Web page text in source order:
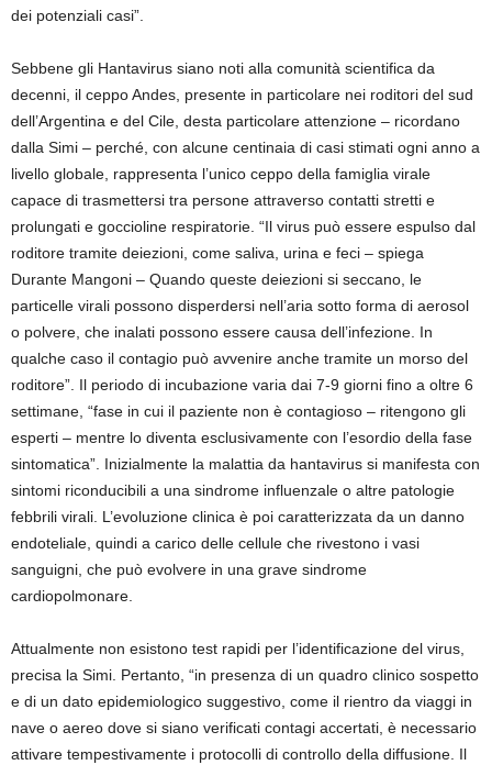
dei potenziali casi”.
Sebbene gli Hantavirus siano noti alla comunità scientifica da
decenni, il ceppo Andes, presente in particolare nei roditori del sud
dell’Argentina e del Cile, desta particolare attenzione – ricordano
dalla Simi – perché, con alcune centinaia di casi stimati ogni anno a
livello globale, rappresenta l’unico ceppo della famiglia virale
capace di trasmettersi tra persone attraverso contatti stretti e
prolungati e goccioline respiratorie. “Il virus può essere espulso dal
roditore tramite deiezioni, come saliva, urina e feci – spiega
Durante Mangoni – Quando queste deiezioni si seccano, le
particelle virali possono disperdersi nell’aria sotto forma di aerosol
o polvere, che inalati possono essere causa dell’infezione. In
qualche caso il contagio può avvenire anche tramite un morso del
roditore”. Il periodo di incubazione varia dai 7-9 giorni fino a oltre 6
settimane, “fase in cui il paziente non è contagioso – ritengono gli
esperti – mentre lo diventa esclusivamente con l’esordio della fase
sintomatica”. Inizialmente la malattia da hantavirus si manifesta con
sintomi riconducibili a una sindrome influenzale o altre patologie
febbrili virali. L’evoluzione clinica è poi caratterizzata da un danno
endoteliale, quindi a carico delle cellule che rivestono i vasi
sanguigni, che può evolvere in una grave sindrome
cardiopolmonare.
Attualmente non esistono test rapidi per l’identificazione del virus,
precisa la Simi. Pertanto, “in presenza di un quadro clinico sospetto
e di un dato epidemiologico suggestivo, come il rientro da viaggi in
nave o aereo dove si siano verificati contagi accertati, è necessario
attivare tempestivamente i protocolli di controllo della diffusione. Il